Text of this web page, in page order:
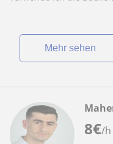
Mehr sehen
8€/h